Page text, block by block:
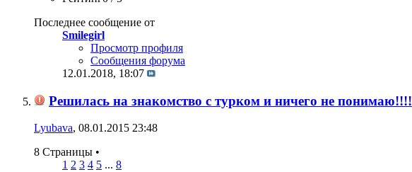
Последнее сообщение от
Smilegirl
Просмотр профиля
Сообщения форума
12.01.2018, 18:07
Решилась на знакомство с турком и ничего не понимаю!!!!
Lyubava, 08.01.2015 23:48
8 Страницы •
1 2 3 4 5 ... 8